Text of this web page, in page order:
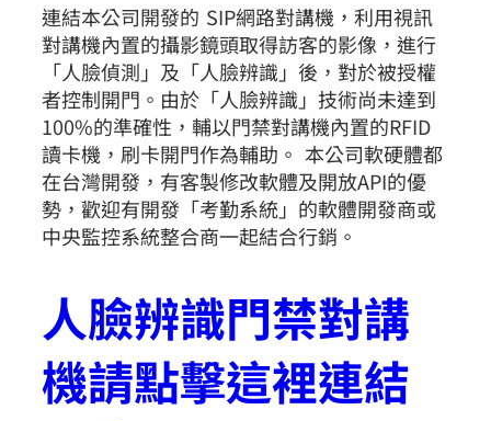
連結本公司開發的 SIP網路對講機，利用視訊
對講機內置的攝影鏡頭取得訪客的影像，進行
「人臉偵測」及「人臉辨識」後，對於被授權
者控制開門。由於「人臉辨識」技術尚未達到
100%的準確性，輔以門禁對講機內置的RFID
讀卡機，刷卡開門作為輔助。 本公司軟硬體都
在台灣開發，有客製修改軟體及開放API的優
勢，歡迎有開發「考勤系統」的軟體開發商或
中央監控系統整合商一起結合行銷。
人臉辨識門禁對講
機請點擊這裡連結